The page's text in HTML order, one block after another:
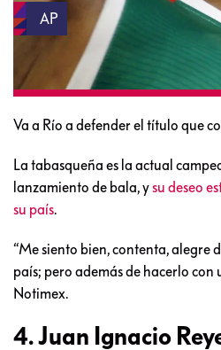
AP
Va a Río a defender el título que
La tabasqueña es la actual
lanzamiento de bala, ysu deseo
su país.
“Me siento bien, contenta, alegre
país; pero además de hacerlo con
Notimex.
4. Juan Ignacio